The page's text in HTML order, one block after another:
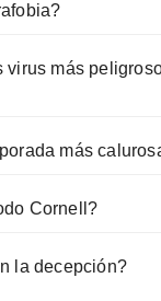
virus más
más
Cornell?
la decepción?